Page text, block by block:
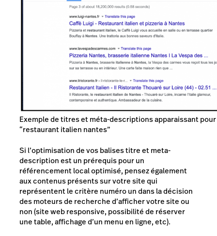
Exemple de titres et méta-descriptions apparaissant
“restaurant italien nantes”
Si l’optimisation de vos balises titre et meta-
description est un prérequis pour un
référencement local optimisé, pensez également
aux contenus présents sur votre site qui
représentent le critère numéro un dans la décision
des moteurs de recherche d’afficher votre site ou
non (site web responsive, possibilité de réserver
une table, affichage d’un menu en ligne, etc).